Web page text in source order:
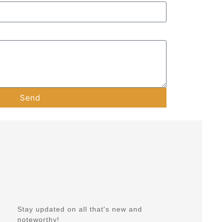
Send
Stay updated on all that's new and
noteworthy!